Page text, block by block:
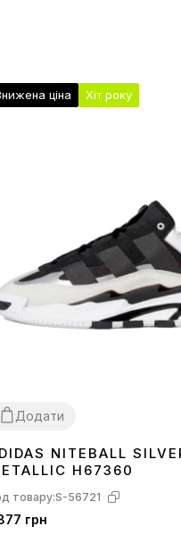
ціна Хіт року
Додати
36 3738 39 40 41 42434445
NITEBALL
H67360
товару:S-56721
грн